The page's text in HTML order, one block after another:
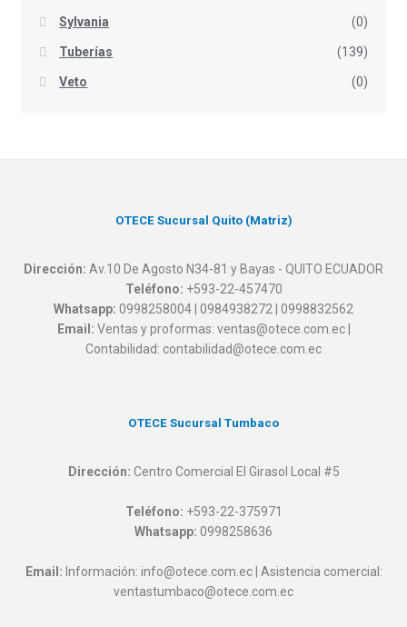
Sylvania (0)
Tuberías (139)
Veto (0)
OTECE Sucursal Quito (Matriz)
Dirección: Av.10 De Agosto N34-81 y Bayas - QUITO ECUADOR
Teléfono: +593-22-457470
Whatsapp: 0998258004 | 0984938272 | 0998832562
Email: Ventas y proformas: ventas@otece.com.ec |
Contabilidad: contabilidad@otece.com.ec
OTECE Sucursal Tumbaco
Dirección: Centro Comercial El Girasol Local #5
Teléfono: +593-22-375971
Whatsapp: 0998258636
Email: Información: info@otece.com.ec | Asistencia comercial:
ventastumbaco@otece.com.ec